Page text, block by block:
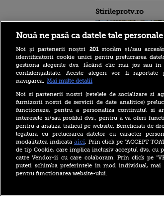
Stirileprotv.ro
șase colegi români.
nu a sunat la
timp de două ore
Arabia Saudită, Turcia
Pakistanul, acord de
apărare comună.
atac armat împotriva
un atac împotriva
O femeie de 82 de ani
recăpătat vederea cu
ajutorul inteligenței
Nouă ne pasă ca datele tale
Noi și partenerii noștri 201stocăm și/sau
identificatorii cookie unici pentru prelucrarea
gestiona alegerile dvs. făcând clic mai jos sau
confidențialitate. Aceste alegeri vor fi
navigarea. Mai multe detalii
Noi si partenerii nostri (retelele de socializare si
furnizorii nostri de servicii de date analitice)
functioneze, pentru a personaliza continutul si
interesele si/sau profilul dvs., pentru a va oferi
pentru a analiza traficul pe website. Beneficiati de
legatura cu prelucrarea datelor cu caracter
modalitatea indicata aici. Prin click pe “ACCEPT
de tip Cookie, care implica inclusiv acceptul dvs. cu
catre Vendor-ii cu care colaboram. Prin click pe
puteti schimba preferintele in mod individual, mai
pentru functionarea website-ului.